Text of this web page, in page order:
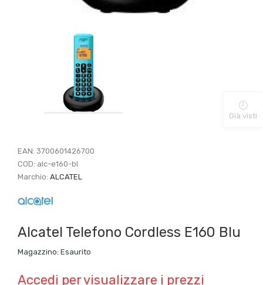
EAN:3700601426700
COD: alc-e160-bl
Marchio:ALCATEL
Alcatel Telefono Cordless E160 Blu
Magazzino: Esaurito
Accedi per visualizzare i prezzi
Già visti